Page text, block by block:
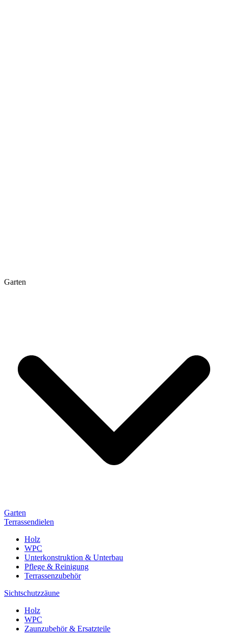
Garten
Garten
Terrassendielen
Holz
WPC
Unterkonstruktion & Unterbau
Pflege & Reinigung
Terrassenzubehör
Sichtschutzzäune
Holz
WPC
Zaunzubehör & Ersatzteile